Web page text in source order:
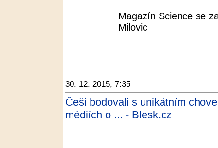
Magazín Science se
Milovic
30. 12. 2015, 7:35
Češi bodovali s unikátním
médiích o ... - Blesk.cz